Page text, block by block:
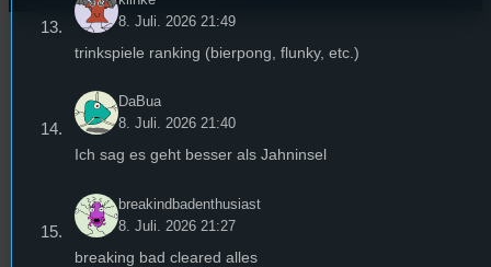
8. Juli. 2026 21:49
trinkspiele ranking (bierpong, flunky, etc.)
DaBua
8. Juli. 2026 21:40
Ich sag es geht besser als Jahninsel
breakindbadenthusiast
8. Juli. 2026 21:27
breaking bad cleared alles